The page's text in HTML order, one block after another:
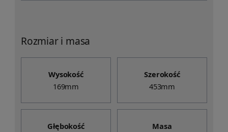
Rozmiar i masa
Wysokość
169mm
Szerokość
453mm
Głębokość
Masa